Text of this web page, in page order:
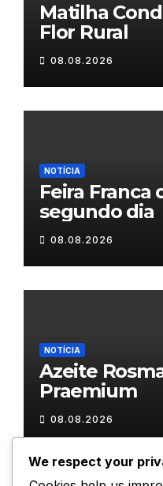
Matilha
Flor Rural
08.08.2026
NOTÍCIA
Feira Franca
segundo dia
08.08.2026
NOTÍCIA
Azeite
Praemium
08.08.2026
We respect your